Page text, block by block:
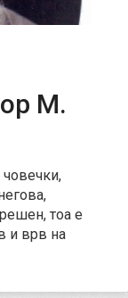
М.
тоа е
и врв на